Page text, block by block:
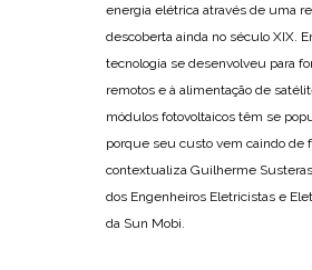
energia elétrica através de uma
descoberta ainda no século XIX.
tecnologia se desenvolveu para
remotos e à alimentação de
módulos fotovoltaicos têm se
porque seu custo vem caindo de
contextualiza Guilherme
dos Engenheiros Eletricistas e
da Sun Mobi.